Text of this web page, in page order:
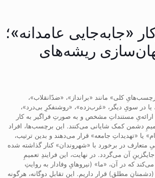
«جابه‌جایی عامدانه»؛
ریشه‌های
کلی» مانند «برانداز»، «ضدّانقلاب»،
یا در سویِ دیگر، «غرب‌زده»، «روشنفکرِ بی‌درد»،
ارائه‌یِ مستنداتِ مشخص و به صورتِ فراگیر به کار
دشمن کمک شایانی می‌کنند. این برچسب‌ها، افراد
یا «تهدیداتِ جامعه» قرار می‌دهند و بدین ترتیب،
متعارف در برخورد با «شهروندان» کنار گذاشته شده
آن می‌گردد. در نهایت، این فرایندِ تعمیمِ
که در آن، «ما» (نیروهایِ وفادار به روایتِ
مطلق) قرار داریم. این تقابلِ دوگانه، هرگونه